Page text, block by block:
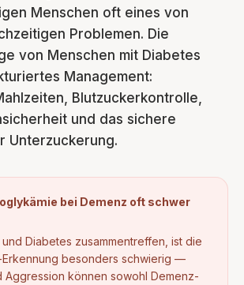
Menschen oft eines von
Problemen. Die
von Menschen mit Diabetes
Management:
Blutzuckerkontrolle,
und das sichere
Unterzuckerung.
bei Demenz oft schwer
Diabetes zusammentreffen, ist die
besonders schwierig —
Aggression können sowohl Demenz-